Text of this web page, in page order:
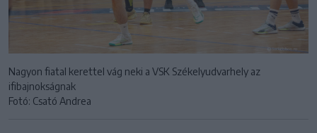
Nagyon fiatal kerettel vág neki a VSK Székelyudvarhely az
ifibajnokságnak
Fotó: Csató Andrea